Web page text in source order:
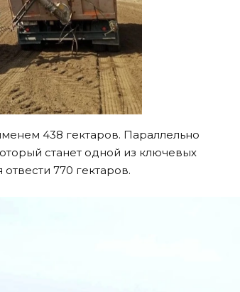
438 гектаров. Параллельно
станет одной из ключевых
770 гектаров.